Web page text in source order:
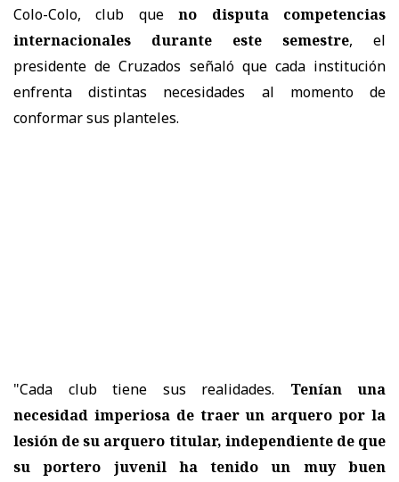
Colo-Colo, club queno disputa competencias
internacionales durante este semestre, el
presidente de Cruzados señaló que cada institución
enfrenta distintas necesidades al momento de
conformar sus planteles.
"Cada club tiene sus realidades. Tenían una
necesidad imperiosa de traer un arquero por la
lesión de su arquero titular, independiente de que
su portero juvenil ha tenido un muy buen